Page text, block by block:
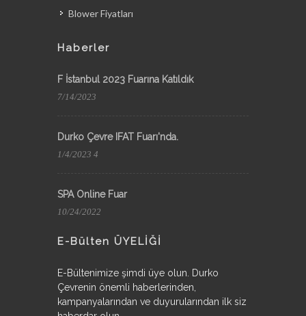
Blower Fiyatları
Haberler
F İstanbul 2023 Fuarına Katıldık
7/14/2023
Durko Çevre IFAT Fuarı'nda.
1/4/2023 4
SPA Online Fuar
10/24/2022
E-Bülten ÜYELİĞİ
E-Bültenimize şimdi üye olun. Durko
Çevrenin önemli haberlerinden,
kampanyalarından ve duyurularından ilk siz